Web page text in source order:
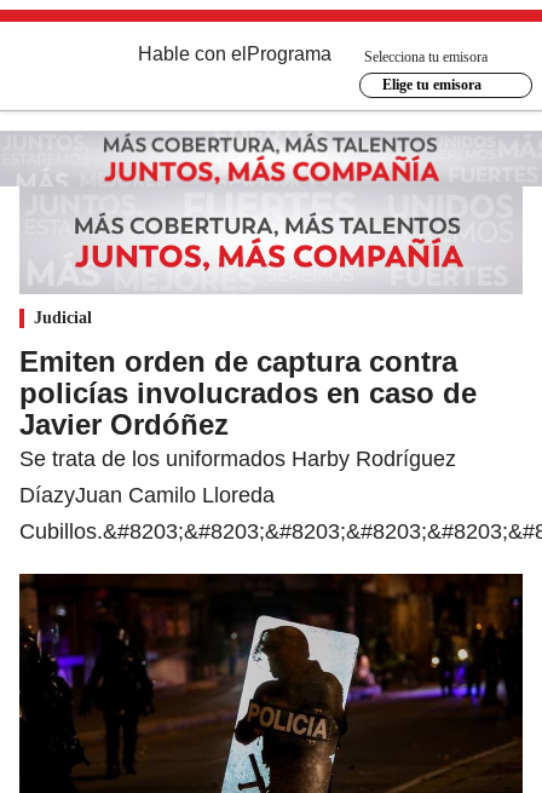
Hable con el Programa
Selecciona tu emisora
Elige tu emisora
Judicial
Emiten orden de captura contra
policías involucrados en caso de
Javier Ordóñez
Se trata de los uniformados Harby Rodríguez
DíazyJuan Camilo Lloreda